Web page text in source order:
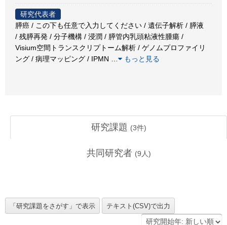
研究代表者
膵癌 / この下も任意で入力してください / 遺伝子解析 / 膵液
/ 残膵再発 / 分子機構 / 浸潤 / 膵管内乳頭粘液性腫瘍 /
Visium空間トランスクリプトーム解析 / ゲノムプロファイリ
ング / 病理マッピング / IPMN
もっと見る
研究課題 (3件)
共同研究者 (9 人)